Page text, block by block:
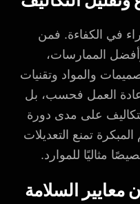
في الكفاءة. فمن
الممارسات،
والمواد وتقنيات
العمل فحسب، بل
على مدى دورة
تمنع التعديلات
مثاليًا للموارد.
السلامة